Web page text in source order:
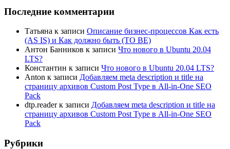
Последние комментарии
Татьяна к записи Описание бизнес-процессов Как есть
(AS IS) и Как должно быть (TO BE)
Антон Банников к записи Что нового в Ubuntu 20.04
LTS?
Константин к записи Что нового в Ubuntu 20.04 LTS?
Anton к записи Добавляем meta description и title на
страницу архивов Custom Post Type в All-in-One SEO
Pack
dtp.readerк записи Добавляем meta description и title на
страницу архивов Custom Post Type в All-in-One SEO
Pack
Рубрики